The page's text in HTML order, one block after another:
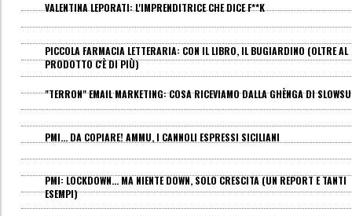
VALENTINA LEPORATI: L'IMPRENDITRICE CHE DICE F**K
PICCOLA FARMACIA LETTERARIA: CON IL LIBRO, IL BUGIARDINO (OLTRE AL
PRODOTTO C'È DI PIÙ)
"TERRON" EMAIL MARKETING: COSA RICEVIAMO DALLA GHÈNGA DI
PMI... DA COPIARE! AMMU, I CANNOLI ESPRESSI SICILIANI
PMI: LOCKDOWN... MA NIENTE DOWN, SOLO CRESCITA (UN REPORT E TANTI
ESEMPI)